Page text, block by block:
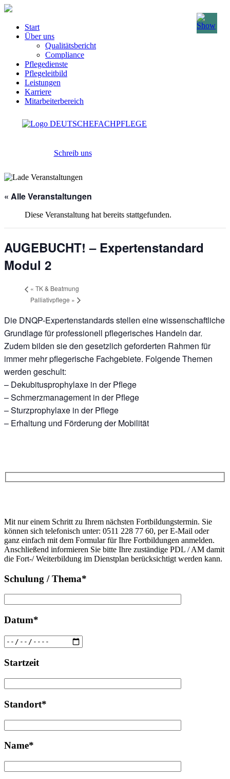
Start
Über uns
Qualitätsbericht
Compliance
Pflegedienste
Pflegeleitbild
Leistungen
Karriere
Mitarbeiterbereich
Schreib uns
« Alle Veranstaltungen
Diese Veranstaltung hat bereits stattgefunden.
AUGEBUCHT! – Expertenstandard
Modul 2
« TK & Beatmung
Palliativpflege »
Die DNQP-Expertenstandards stellen eine wissenschaftliche
Grundlage für professionell pflegerisches Handeln dar.
Zudem bilden sie den gesetzlich geforderten Rahmen für
immer mehr pflegerische Fachgebiete. Folgende Themen
werden geschult:
– Dekubitusprophylaxe in der Pflege
– Schmerzmanagement in der Pflege
– Sturzprophylaxe in der Pflege
– Erhaltung und Förderung der Mobilität
Feld
leer.
lasse
dieses
Feld
leer.
Mit nur einem Schritt zu Ihrem nächsten Fortbildungstermin. Sie
können sich telefonisch unter: 0511 228 77 60, per E-Mail oder
ganz einfach mit dem Formular für Ihre Fortbildungen anmelden.
Anschließend informieren Sie bitte Ihre zuständige PDL / AM damit
die Fort-/ Weiterbildung im Dienstplan berücksichtigt werden kann.
Schulung / Thema*
Datum*
Startzeit
Standort*
Name*